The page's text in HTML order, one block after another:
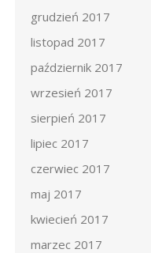
grudzień 2017
listopad 2017
październik 2017
wrzesień 2017
sierpień 2017
lipiec 2017
czerwiec 2017
maj 2017
kwiecień 2017
marzec 2017